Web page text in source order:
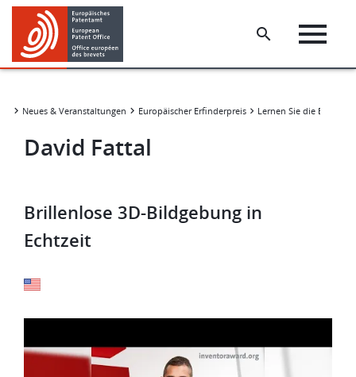
Skip
main
content
Skip
footer
Neues & Veranstaltungen Europäischer Erfinderpreis
David Fattal
​​Brillenlose 3D-Bildgebung in
Echtzeit​